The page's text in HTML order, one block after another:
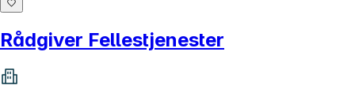
Rådgiver Fellestjenester